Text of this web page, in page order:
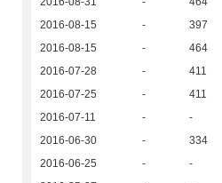
2016-08-15
- 397
2016-08-15
- 464
2016-07-28
- 411
2016-07-25
- 411
2016-07-11
- -
2016-06-30
- 334
2016-06-25
- -